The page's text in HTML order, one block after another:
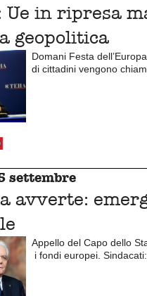
Ue in ripresa
geopolitica
Domani Festa
di cittadini vengono
settembre
avverte:
Appello del Capo dello
i fondi europei.